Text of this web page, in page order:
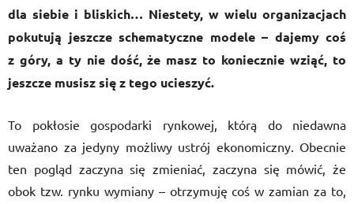
dla siebie i bliskich… Niestety, w wielu organizacjach
pokutują jeszcze schematyczne modele – dajemy coś
z góry, a ty nie dość, że masz to koniecznie wziąć, to
jeszcze musisz się z tego ucieszyć.
To pokłosie gospodarki rynkowej, którą do niedawna
uważano za jedyny możliwy ustrój ekonomiczny. Obecnie
ten pogląd zaczyna się zmieniać, zaczyna się mówić, że
obok tzw. rynku wymiany – otrzymuję coś w zamian za to,